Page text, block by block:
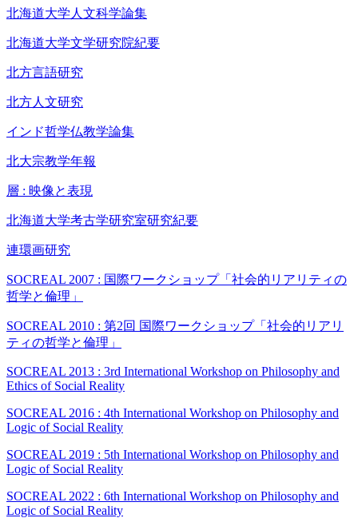
北海道大学人文科学論集
北海道大学文学研究院紀要
北方言語研究
北方人文研究
インド哲学仏教学論集
北大宗教学年報
層 : 映像と表現
北海道大学考古学研究室研究紀要
連環画研究
SOCREAL 2007 : 国際ワークショップ「社会的リアリティの
哲学と倫理」
SOCREAL 2010 : 第2回 国際ワークショップ「社会的リアリ
ティの哲学と倫理」
SOCREAL 2013 : 3rd International Workshop on Philosophy and
Ethics of Social Reality
SOCREAL 2016 : 4th International Workshop on Philosophy and
Logic of Social Reality
SOCREAL 2019 : 5th International Workshop on Philosophy and
Logic of Social Reality
SOCREAL 2022 : 6th International Workshop on Philosophy and
Logic of Social Reality